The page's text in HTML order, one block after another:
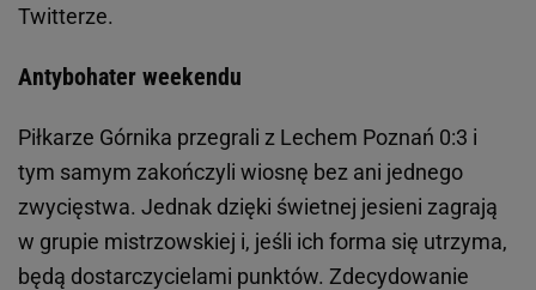
Twitterze.
Antybohater weekendu
Piłkarze Górnika przegrali z Lechem Poznań 0:3 i
tym samym zakończyli wiosnę bez ani jednego
zwycięstwa. Jednak dzięki świetnej jesieni zagrają
w grupie mistrzowskiej i, jeśli ich forma się utrzyma,
będą dostarczycielami punktów. Zdecydowanie